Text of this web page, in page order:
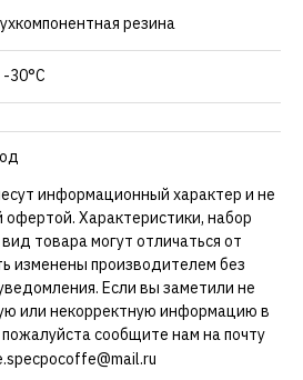
резина
30°С
информационный характер и не
офертой. Характеристики, набор
товара могут отличаться от
изменены производителем без
Если вы заметили не
или некорректную информацию в
сообщите нам на почту